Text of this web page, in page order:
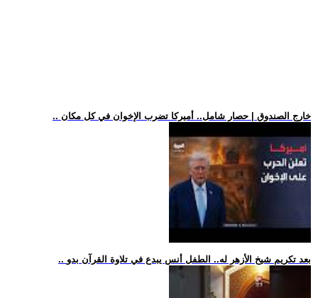
.. خارج الصندوق | حصار شامل.. أميركا تضرب الإخوان في كل مكان
.. بعد تكريم شيخ الأزهر له.. الطفل أنس يبدع في تلاوة القرآن بدو